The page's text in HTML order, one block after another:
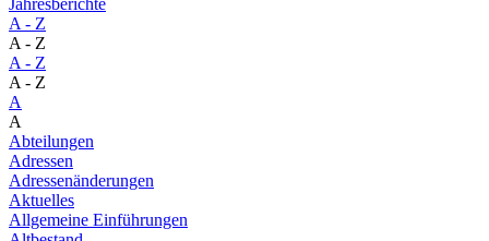
Jahresberichte
A - Z
A - Z
A - Z
A - Z
A
A
Abteilungen
Adressen
Adressenänderungen
Aktuelles
Allgemeine Einführungen